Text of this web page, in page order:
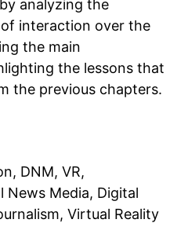
analyzing the
interaction over the
the main
the lessons that
the previous chapters.
DNM, VR,
News Media, Digital
Virtual Reality